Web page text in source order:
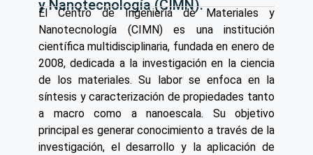
y Nanotecnología (CIMN).
El Centro de Ingeniería de Materiales y
Nanotecnología (CIMN) es una institución
científica multidisciplinaria, fundada en enero de
2008, dedicada a la investigación en la ciencia
de los materiales. Su labor se enfoca en la
síntesis y caracterización de propiedades tanto
a macro como a nanoescala. Su objetivo
principal es generar conocimiento a través de la
investigación, el desarrollo y la aplicación de